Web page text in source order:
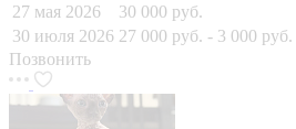
27 мая 2026
30 000 руб.
30 июля 2026 27 000 руб. - 3 000 руб.
Позвонить